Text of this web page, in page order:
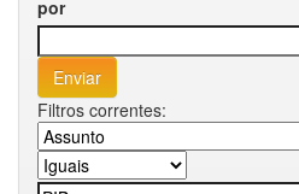
por
Filtros correntes: